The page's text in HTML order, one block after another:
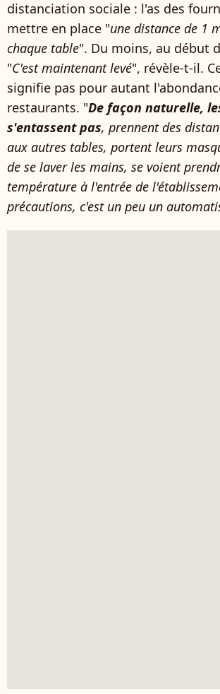
distanciation sociale : l'as des
mettre en place "une distance de 1
chaque table". Du moins, au début
"C'est maintenant levé", révèle-t-il.
signifie pas pour autant
restaurants. "De façon naturelle,
s'entassent pas, prennent des
aux autres tables, portent leurs
de se laver les mains, se voient
température à l'entrée de
précautions, c'est un peu un